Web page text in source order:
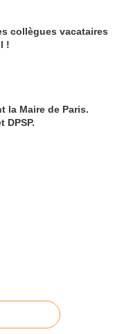
collègues vacataires
!
la Maire de Paris.
DPSP.